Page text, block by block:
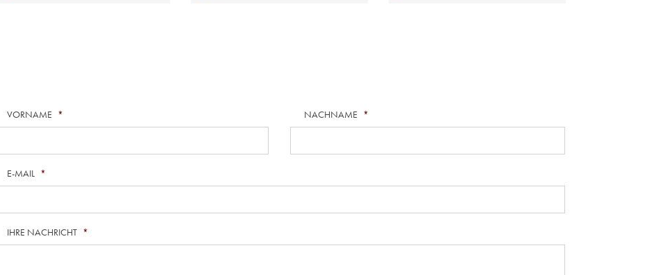
VORNAME * NACHNAME *
E-MAIL *
IHRE NACHRICHT *